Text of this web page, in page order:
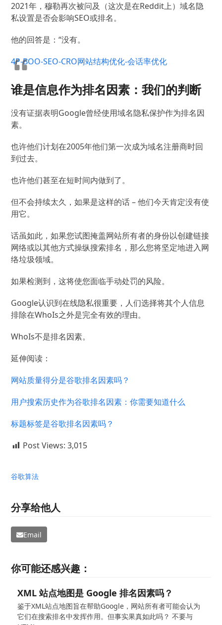
2021年，穆勒再次被问及（这次是在Reddit上）域名隐
私设置是否会影响SEO或排名。
他的回答是：“没有。
4P-BOO-SEO-CRO网站结构优化-会话率优化
谁是信息作为排名因素：我们的判断
没有证据表明Google曾经使用域名隐私保护作为排名因
素。
也许他们计划在2005年他们第一次成为域名注册商时回
到过去。
也许他们甚至在短时间内做到了。
但不会持续太久，如果是这样的话 – 他们今天肯定没有使
用它。
话虽如此，如果您试图掩盖网站所有者的身份以创建链接
网络或以其他方式操纵搜索排名，那么您将坚定地进入网
络垃圾领域。
如果检测到，这将使您面临手动处罚的风险。
Google认识到在线隐私很重要，人们选择将其个人信息
排除在WhoIs之外是完全有效的理由。
WhoIs不是排名因素。
延伸阅读：
网站质量得分是谷歌排名因素吗？
用户搜索历史作为谷歌排名因素：你需要知道什么
标题标签是谷歌排名因素吗？
Post Views: 3,015
谷歌算法
分享给他人
Email
你可能还感兴趣：
XML 站点地图是 Google 排名因素吗？
鉴于XML站点地图旨在帮助Google，网站所有者可能会认为
它们在搜索排名中发挥作用。但事实果真如此吗？ 不要与